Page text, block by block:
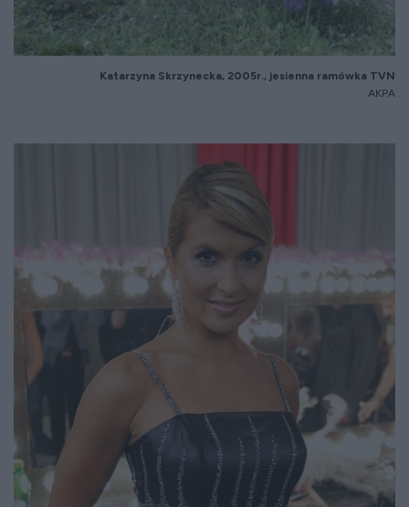
Katarzyna Skrzynecka, 2005r., jesienna ramówka TVN
AKPA